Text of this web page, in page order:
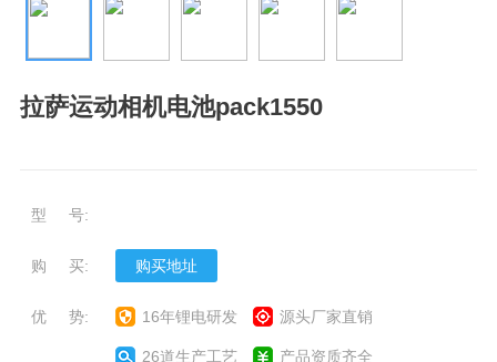
拉萨运动相机电池pack1550
型 号:
购 买: 购买地址
优 势: 16年锂电研发 源头厂家直销
26道生产工艺 产品资质齐全